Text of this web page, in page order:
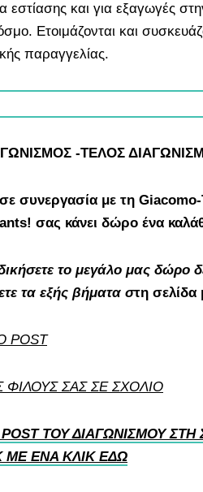
εστίασης και για εξαγωγές
Ετοιμάζονται και
παραγγελίας.
-ΤΕΛΟΣ
συνεργασία με τη
σας κάνει δώρο ένα
το μεγάλο μας δώρο
τα εξής βήματα στη
POST
ΦΙΛΟΥΣ ΣΑΣ ΣΕ ΣΧΟΛΙΟ
ΤΟΥ ΔΙΑΓΩΝΙΣΜΟΥ
ΜΕ ΕΝΑ ΚΛΙΚ ΕΔΩ